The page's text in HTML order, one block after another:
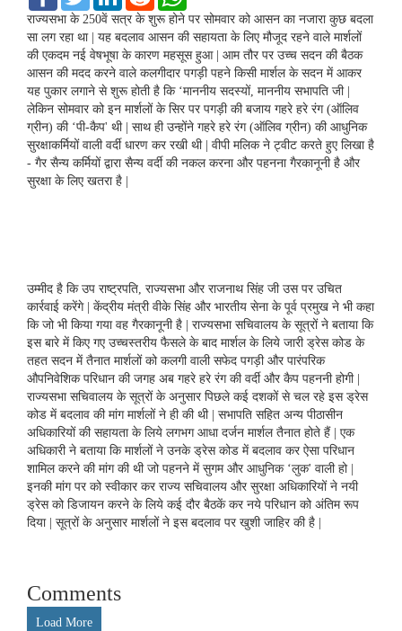
c
e
o
o
k
i
t
t
e
r
n
k
e
d
I
n
d
d
t
a
t
A
p
p
राज्यसभा के 250वें सत्र के शुरू होने पर सोमवार को आसन का नजारा कुछ बदला
सा लग रहा था | यह बदलाव आसन की सहायता के लिए मौजूद रहने वाले मार्शलों
की एकदम नई वेषभूषा के कारण महसूस हुआ | आम तौर पर उच्च सदन की बैठक
आसन की मदद करने वाले कलगीदार पगड़ी पहने किसी मार्शल के सदन में आकर
यह पुकार लगाने से शुरू होती है कि ‘माननीय सदस्यों, माननीय सभापति जी |
लेकिन सोमवार को इन मार्शलों के सिर पर पगड़ी की बजाय गहरे हरे रंग (ऑलिव
ग्रीन) की ‘पी-कैप' थी | साथ ही उन्होंने गहरे हरे रंग (ऑलिव ग्रीन) की आधुनिक
सुरक्षाकर्मियों वाली वर्दी धारण कर रखी थी | वीपी मलिक ने ट्वीट करते हुए लिखा है
- गैर सैन्य कर्मियों द्वारा सैन्य वर्दी की नकल करना और पहनना गैरकानूनी है और
सुरक्षा के लिए खतरा है |
उम्मीद है कि उप राष्ट्रपति, राज्यसभा और राजनाथ सिंह जी उस पर उचित
कार्रवाई करेंगे | केंद्रीय मंत्री वीके सिंह और भारतीय सेना के पूर्व प्रमुख ने भी कहा
कि जो भी किया गया वह गैरकानूनी है | राज्यसभा सचिवालय के सूत्रों ने बताया कि
इस बारे में किए गए उच्चस्तरीय फैसले के बाद मार्शल के लिये जारी ड्रेस कोड के
तहत सदन में तैनात मार्शलों को कलगी वाली सफेद पगड़ी और पारंपरिक
औपनिवेशिक परिधान की जगह अब गहरे हरे रंग की वर्दी और कैप पहननी होगी |
राज्यसभा सचिवालय के सूत्रों के अनुसार पिछले कई दशकों से चल रहे इस ड्रेस
कोड में बदलाव की मांग मार्शलों ने ही की थी | सभापति सहित अन्य पीठासीन
अधिकारियों की सहायता के लिये लगभग आधा दर्जन मार्शल तैनात होते हैं | एक
अधिकारी ने बताया कि मार्शलों ने उनके ड्रेस कोड में बदलाव कर ऐसा परिधान
शामिल करने की मांग की थी जो पहनने में सुगम और आधुनिक ‘लुक' वाली हो |
इनकी मांग पर को स्वीकार कर राज्य सचिवालय और सुरक्षा अधिकारियों ने नयी
ड्रेस को डिजायन करने के लिये कई दौर बैठकें कर नये परिधान को अंतिम रूप
दिया | सूत्रों के अनुसार मार्शलों ने इस बदलाव पर खुशी जाहिर की है |
Comments
Load More